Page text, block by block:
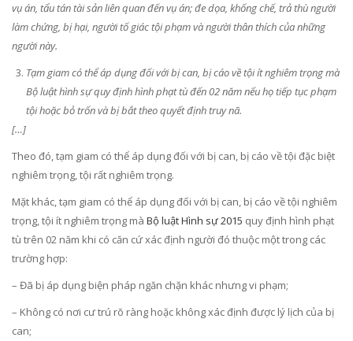
vụ án, tẩu tán tài sản liên quan đến vụ án; đe dọa, khống chế, trả thù người
làm chứng, bị hại, người tố giác tội phạm và người thân thích của những
người này.
Tạm giam có thể áp dụng đối với bị can, bị cáo về tội ít nghiêm trọng mà
Bộ luật hình sự quy định hình phạt tù đến 02 năm nếu họ tiếp tục phạm
tội hoặc bỏ trốn và bị bắt theo quyết định truy nã.
[…]
Theo đó, tạm giam có thể áp dụng đối với bị can, bị cáo về tội đặc biệt
nghiêm trọng, tội rất nghiêm trọng.
Mặt khác, tạm giam có thể áp dụng đối với bị can, bị cáo về tội nghiêm
trọng, tội ít nghiêm trọng mà Bộ luật Hình sự 2015 quy định hình phạt
tù trên 02 năm khi có căn cứ xác định người đó thuộc một trong các
trường hợp:
– Đã bị áp dụng biện pháp ngăn chặn khác nhưng vi phạm;
– Không có nơi cư trú rõ ràng hoặc không xác định được lý lịch của bị
can;